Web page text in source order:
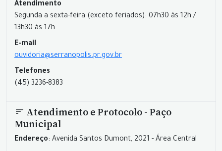
Atendimento
Segunda a sexta-feira (exceto feriados): 07h30 às 12h /
13h30 às 17h
E-mail
ouvidoria@serranopolis.pr.gov.br
Telefones
(45) 3236-8383
Atendimento e Protocolo - Paço
Municipal
Endereço: Avenida Santos Dumont, 2021 - Área Central